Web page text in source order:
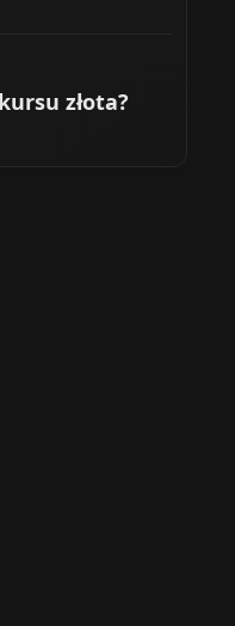
złota?